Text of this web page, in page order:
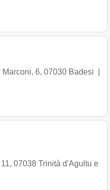
6, 07030 Badesi
, 07038 Trinità d'Agultu e